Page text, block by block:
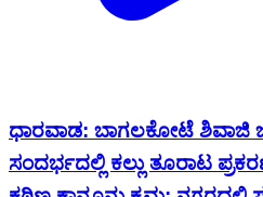
ಧಾರವಾಡ: ಬಾಗಲಕೋಟೆ
ಸಂದರ್ಭದಲ್ಲಿ ಕಲ್ಲು ತೂರಾಟ